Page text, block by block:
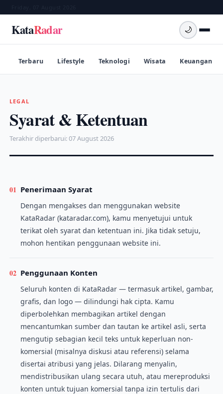
KataRadar 🌙
Terbaru Lifestyle Teknologi Wisata Keuangan
LEGAL
Syarat & Ketentuan
Terakhir diperbarui: 07 August 2026
01 Penerimaan Syarat
Dengan mengakses dan menggunakan website
KataRadar (kataradar.com), kamu menyetujui untuk
terikat oleh syarat dan ketentuan ini. Jika tidak setuju,
mohon hentikan penggunaan website ini.
02 Penggunaan Konten
Seluruh konten di KataRadar — termasuk artikel, gambar,
grafis, dan logo — dilindungi hak cipta. Kamu
diperbolehkan membagikan artikel dengan
mencantumkan sumber dan tautan ke artikel asli, serta
mengutip sebagian kecil teks untuk keperluan non-
komersial (misalnya diskusi atau referensi) selama
disertai atribusi yang jelas. Dilarang menyalin,
mendistribusikan ulang secara utuh, atau mereproduksi
konten untuk tujuan komersial tanpa izin tertulis dari